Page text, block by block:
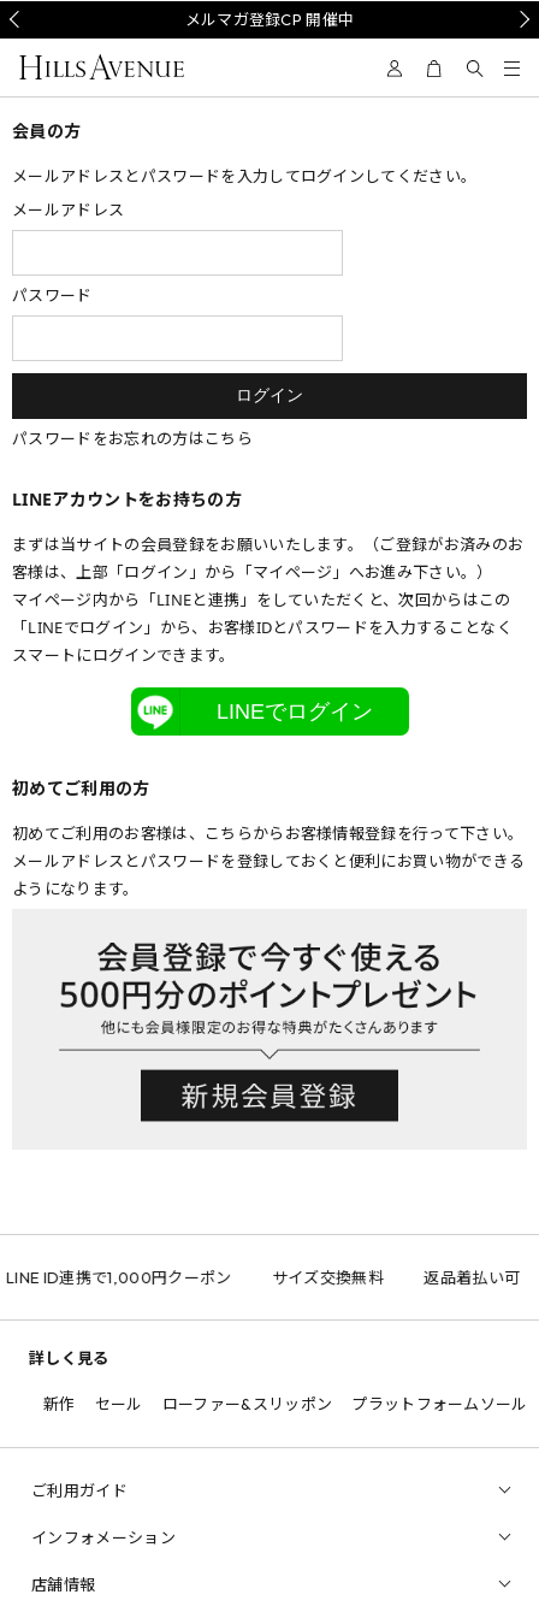
メルマガ登録CP 開催中
会員の方
メールアドレスとパスワードを入力してログインしてください。
メールアドレス
パスワード
パスワードをお忘れの方はこちら
LINEアカウントをお持ちの方
まずは当サイトの会員登録をお願いいたします。（ご登録がお済みのお
客様は、上部「ログイン」から「マイページ」へお進み下さい。）
マイページ内から「LINEと連携」をしていただくと、次回からはこの
「LINEでログイン」から、お客様IDとパスワードを入力することなく
スマートにログインできます。
LINEでログイン
初めてご利用の方
初めてご利用のお客様は、こちらからお客様情報登録を行って下さい。
メールアドレスとパスワードを登録しておくと便利にお買い物ができる
ようになります。
ID連携で1,000円クーポン サイズ交換無料 返品着払い可
詳しく見る
新作 セール ローファー&スリッポン プラットフォームソール
ご利用ガイド
インフォメーション
店舗情報